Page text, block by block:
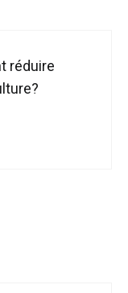
réduire